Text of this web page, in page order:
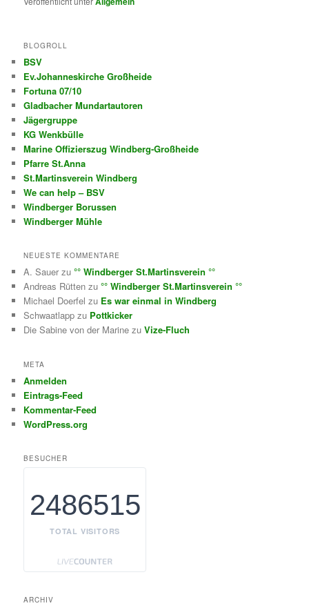
BLOGROLL
BSV
Ev.Johanneskirche Großheide
Fortuna 07/10
Gladbacher Mundartautoren
Jägergruppe
KG Wenkbülle
Marine Offizierszug Windberg-Großheide
Pfarre St.Anna
St.Martinsverein Windberg
We can help – BSV
Windberger Borussen
Windberger Mühle
NEUESTE KOMMENTARE
A. Sauer zu°° Windberger St.Martinsverein °°
Andreas Rütten zu°° Windberger St.Martinsverein °°
Michael Doerfel zu Es war einmal in Windberg
Schwaatlapp zu Pottkicker
Die Sabine von der Marine zuVize-Fluch
META
Anmelden
Eintrags-Feed
Kommentar-Feed
WordPress.org
BESUCHER
2486515
TOTAL VISITORS
ARCHIV